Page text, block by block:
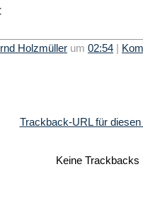
Holzmüller um 02:54 |
Trackback-URL für diesen
Keine Trackbacks